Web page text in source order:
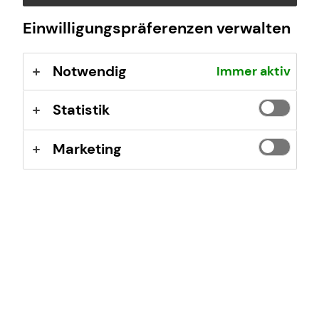
Aufsichtsbehörde:
Olgastraße 95-101
89073 Ulm
Registrierungsnummer: D-F-177-2RNU-96
Berufsbezeichnung: Finanzanlagenvermittler nach § 34f
Abs. 1 Satz 1 Nr. 1 GewO Bundesrepublik Deutschland
Berufsrechtliche Regelungen: § 34 f Gewerbeordnung
Einwilligungspräferenzen verwalten
Notwendig Immer aktiv
Statistik
Marketing